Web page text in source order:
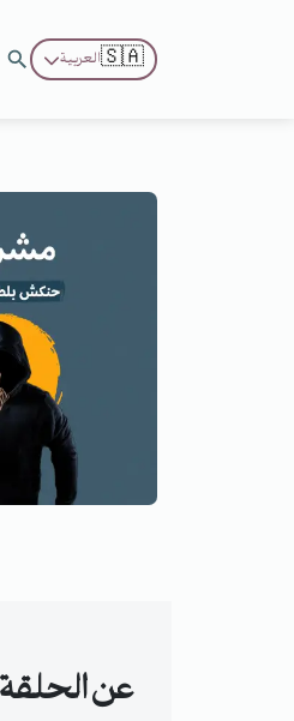
🇸🇦العربية
عن الحلقة